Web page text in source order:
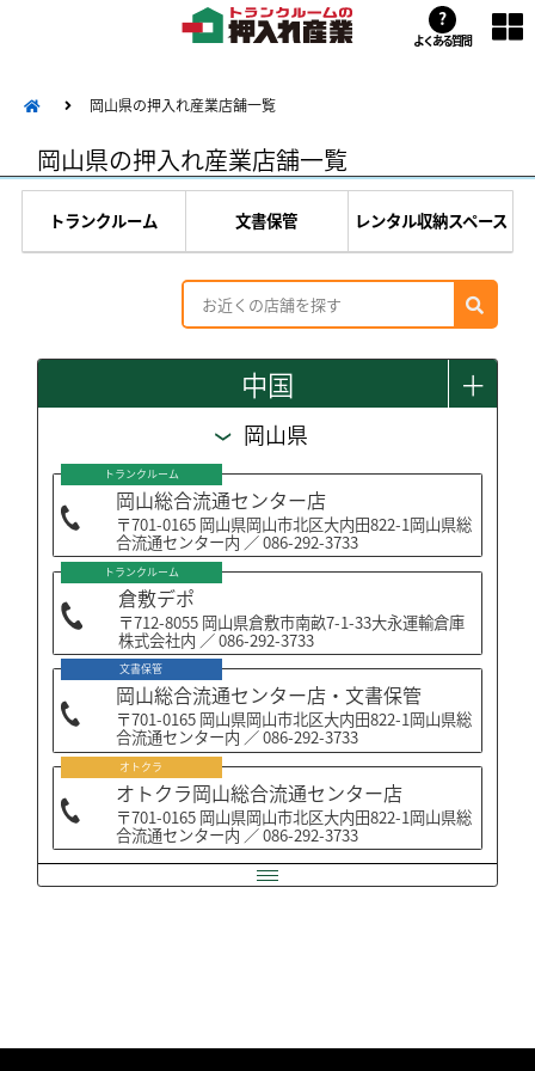
?
よくある質問
岡山県の押入れ産業店舗一覧
岡山県の押入れ産業店舗一覧
トランクルーム 文書保管 レンタル収納スペース
中国 ＋
岡山県
トランクルーム
岡山総合流通センター店
〒701-0165 岡山県岡山市北区大内田822-1岡山県総
合流通センター内 ／ 086-292-3733
トランクルーム
倉敷デポ
〒712-8055 岡山県倉敷市南畝7-1-33大永運輸倉庫
株式会社内 ／ 086-292-3733
文書保管
岡山総合流通センター店・文書保管
〒701-0165 岡山県岡山市北区大内田822-1岡山県総
合流通センター内 ／ 086-292-3733
オトクラ
オトクラ岡山総合流通センター店
〒701-0165 岡山県岡山市北区大内田822-1岡山県総
合流通センター内 ／ 086-292-3733